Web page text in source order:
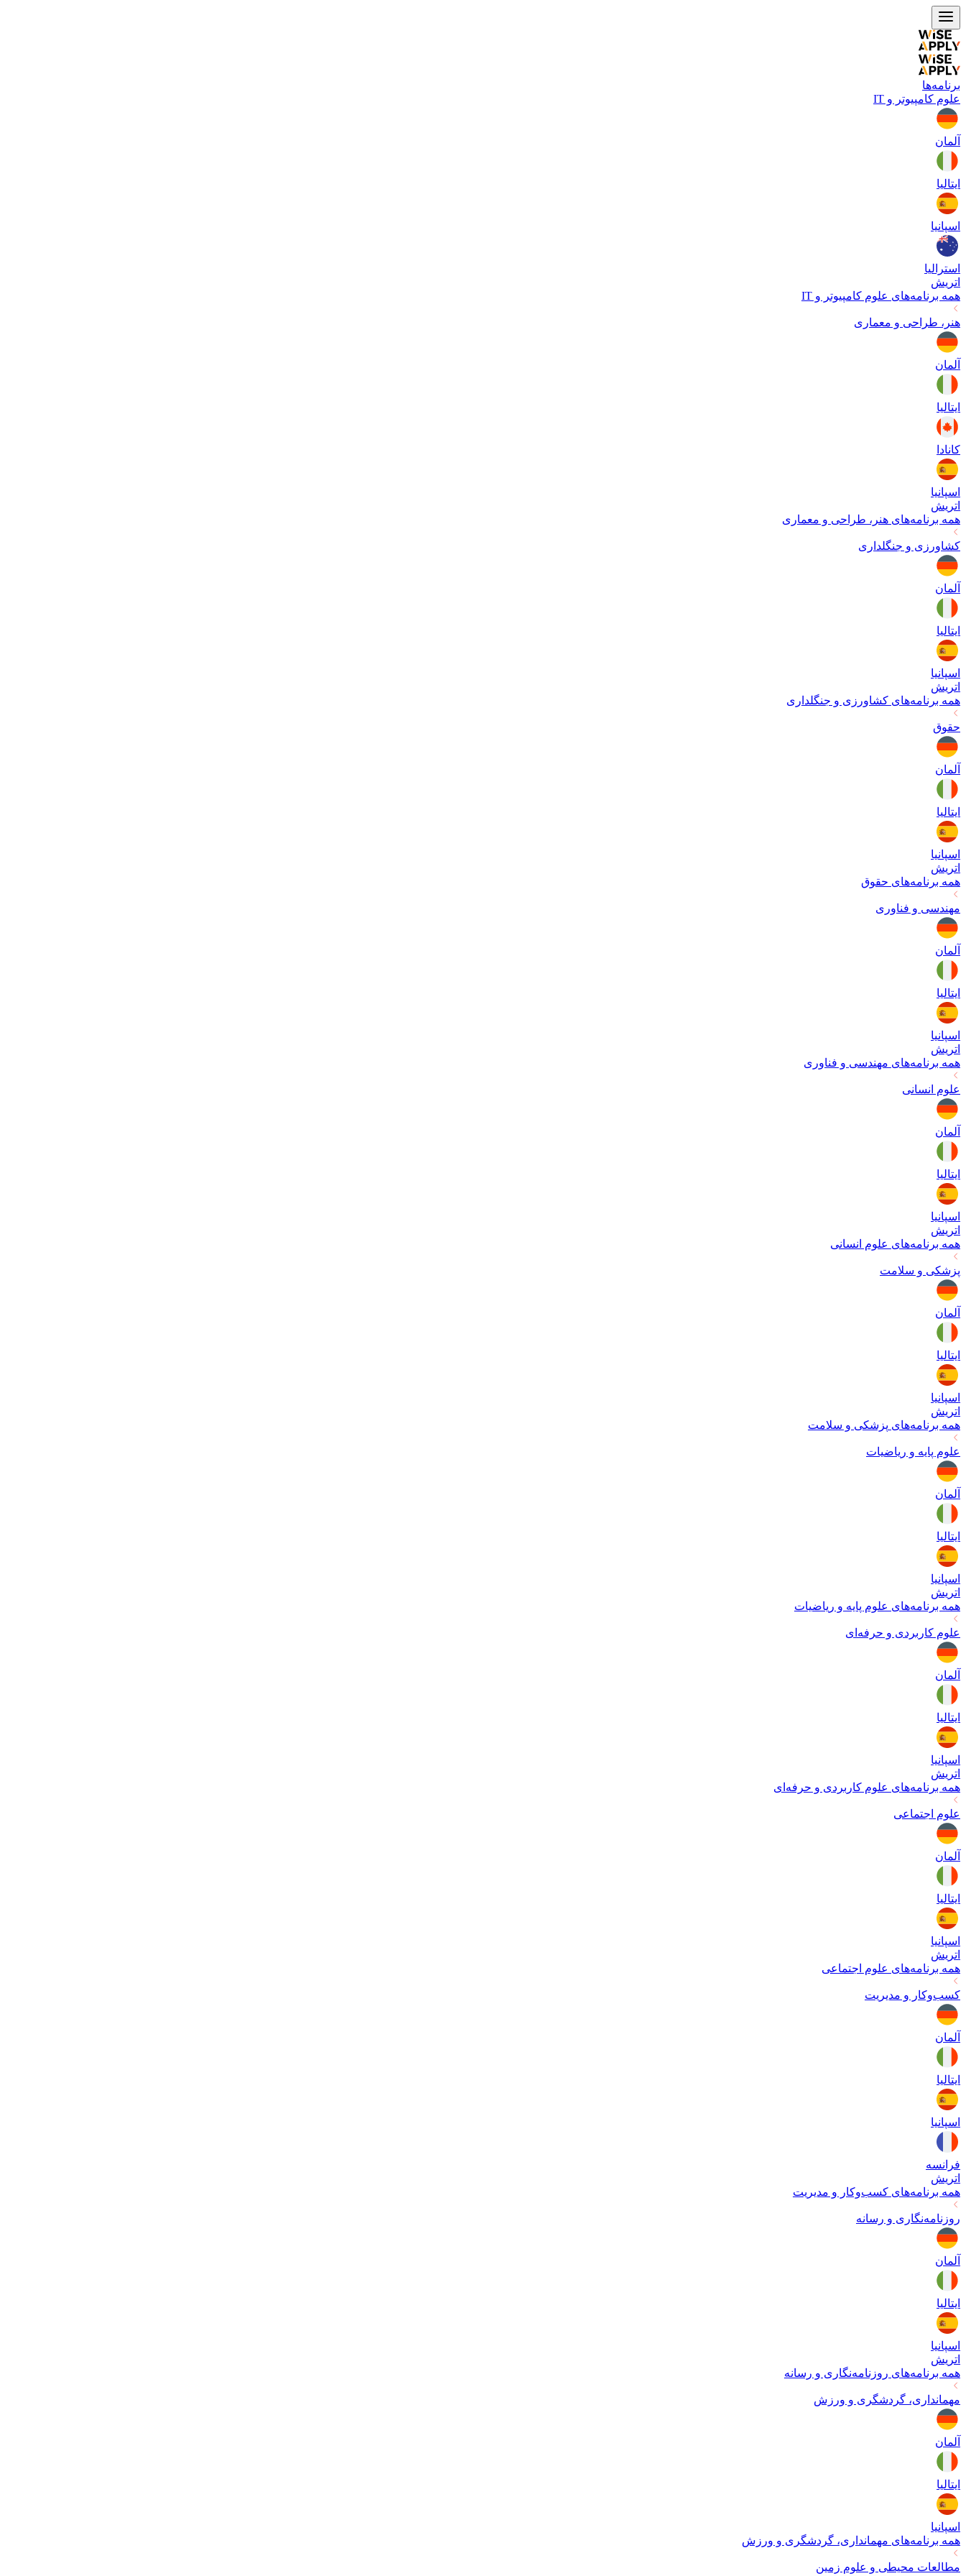
برنامه‌ها
علوم کامپیوتر و IT
آلمان
ایتالیا
اسپانیا
استرالیا
اتریش
همه برنامه‌های علوم کامپیوتر و IT
هنر، طراحی و معماری
آلمان
ایتالیا
کانادا
اسپانیا
اتریش
همه برنامه‌های هنر، طراحی و معماری
کشاورزی و جنگلداری
آلمان
ایتالیا
اسپانیا
اتریش
همه برنامه‌های کشاورزی و جنگلداری
حقوق
آلمان
ایتالیا
اسپانیا
اتریش
همه برنامه‌های حقوق
مهندسی و فناوری
آلمان
ایتالیا
اسپانیا
اتریش
همه برنامه‌های مهندسی و فناوری
علوم انسانی
آلمان
ایتالیا
اسپانیا
اتریش
همه برنامه‌های علوم انسانی
پزشکی و سلامت
آلمان
ایتالیا
اسپانیا
اتریش
همه برنامه‌های پزشکی و سلامت
علوم پایه و ریاضیات
آلمان
ایتالیا
اسپانیا
اتریش
همه برنامه‌های علوم پایه و ریاضیات
علوم کاربردی و حرفه‌ای
آلمان
ایتالیا
اسپانیا
اتریش
همه برنامه‌های علوم کاربردی و حرفه‌ای
علوم اجتماعی
آلمان
ایتالیا
اسپانیا
اتریش
همه برنامه‌های علوم اجتماعی
کسب‌وکار و مدیریت
آلمان
ایتالیا
اسپانیا
فرانسه
اتریش
همه برنامه‌های کسب‌وکار و مدیریت
روزنامه‌نگاری و رسانه
آلمان
ایتالیا
اسپانیا
اتریش
همه برنامه‌های روزنامه‌نگاری و رسانه
مهمانداری، گردشگری و ورزش
آلمان
ایتالیا
اسپانیا
همه برنامه‌های مهمانداری، گردشگری و ورزش
مطالعات محیطی و علوم زمین